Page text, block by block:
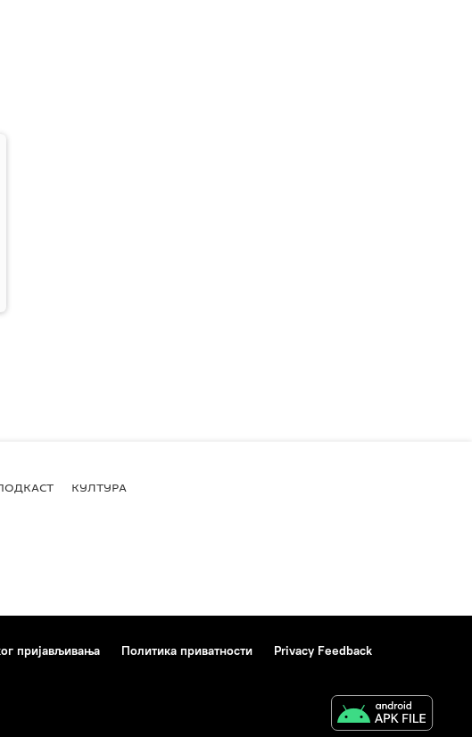
КУЛТУРА
пријављивања Политика приватности Privacy Feedback